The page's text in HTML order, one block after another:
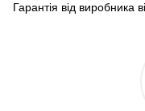
Гарантія від виробника